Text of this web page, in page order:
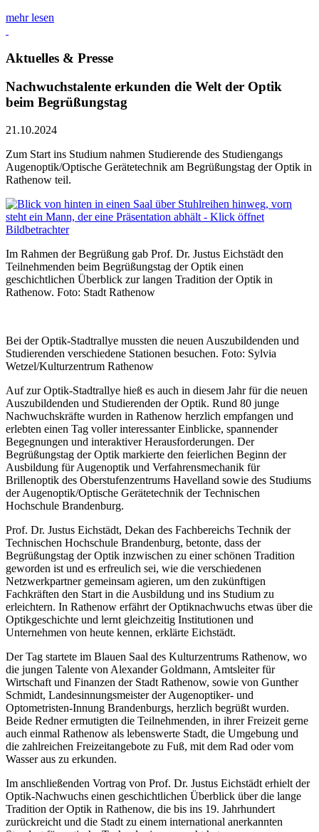
mehr lesen
Aktuelles & Presse
Nachwuchstalente erkunden die Welt der Optik
beim Begrüßungstag
21.10.2024
Zum Start ins Studium nahmen Studierende des Studiengangs
Augenoptik/Optische Gerätetechnik am Begrüßungstag der Optik in
Rathenow teil.
Im Rahmen der Begrüßung gab Prof. Dr. Justus Eichstädt den
Teilnehmenden beim Begrüßungstag der Optik einen
geschichtlichen Überblick zur langen Tradition der Optik in
Rathenow. Foto: Stadt Rathenow
Bei der Optik-Stadtrallye mussten die neuen Auszubildenden und
Studierenden verschiedene Stationen besuchen. Foto: Sylvia
Wetzel/Kulturzentrum Rathenow
Auf zur Optik-Stadtrallye hieß es auch in diesem Jahr für die neuen
Auszubildenden und Studierenden der Optik. Rund 80 junge
Nachwuchskräfte wurden in Rathenow herzlich empfangen und
erlebten einen Tag voller interessanter Einblicke, spannender
Begegnungen und interaktiver Herausforderungen. Der
Begrüßungstag der Optik markierte den feierlichen Beginn der
Ausbildung für Augenoptik und Verfahrensmechanik für
Brillenoptik des Oberstufenzentrums Havelland sowie des Studiums
der Augenoptik/Optische Gerätetechnik der Technischen
Hochschule Brandenburg.
Prof. Dr. Justus Eichstädt, Dekan des Fachbereichs Technik der
Technischen Hochschule Brandenburg, betonte, dass der
Begrüßungstag der Optik inzwischen zu einer schönen Tradition
geworden ist und es erfreulich sei, wie die verschiedenen
Netzwerkpartner gemeinsam agieren, um den zukünftigen
Fachkräften den Start in die Ausbildung und ins Studium zu
erleichtern. In Rathenow erfährt der Optiknachwuchs etwas über die
Optikgeschichte und lernt gleichzeitig Institutionen und
Unternehmen von heute kennen, erklärte Eichstädt.
Der Tag startete im Blauen Saal des Kulturzentrums Rathenow, wo
die jungen Talente von Alexander Goldmann, Amtsleiter für
Wirtschaft und Finanzen der Stadt Rathenow, sowie von Gunther
Schmidt, Landesinnungsmeister der Augenoptiker- und
Optometristen-Innung Brandenburgs, herzlich begrüßt wurden.
Beide Redner ermutigten die Teilnehmenden, in ihrer Freizeit gerne
auch einmal Rathenow als lebenswerte Stadt, die Umgebung und
die zahlreichen Freizeitangebote zu Fuß, mit dem Rad oder vom
Wasser aus zu erkunden.
Im anschließenden Vortrag von Prof. Dr. Justus Eichstädt erhielt der
Optik-Nachwuchs einen geschichtlichen Überblick über die lange
Tradition der Optik in Rathenow, die bis ins 19. Jahrhundert
zurückreicht und die Stadt zu einem international anerkannten